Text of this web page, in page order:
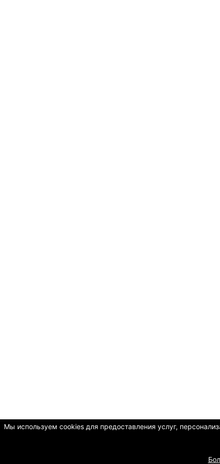
Мы используем cookies для предоставления услуг,